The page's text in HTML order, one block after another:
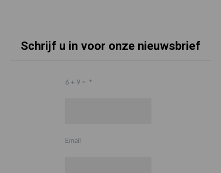
Schrijf u in voor onze nieuwsbrief
6 + 9 = *
Email